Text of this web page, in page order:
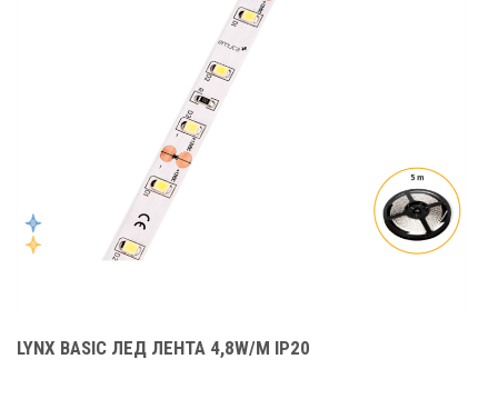
LYNX BASIC ЛЕД ЛЕНТА 4,8W/M IP20